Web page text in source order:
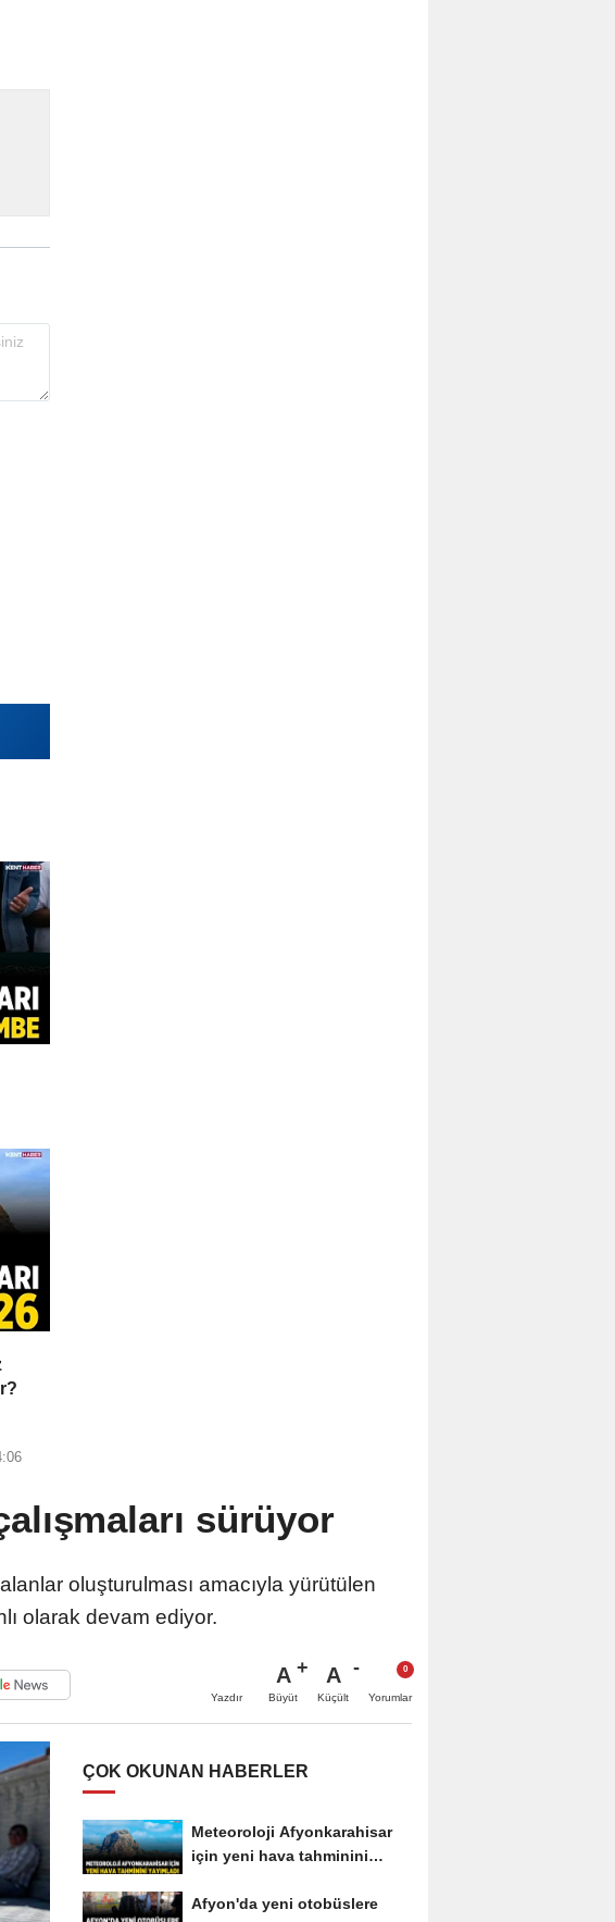
sürüyor
oluşturulması amacıyla yürütülen
olarak devam ediyor.
Yazdır
A
Büyüt
A
Küçült Yorumlar
ÇOK OKUNAN HABERLER
Meteoroloji Afyonkarahisar
için yeni hava tahminini
Afyon'da yeni otobüslere